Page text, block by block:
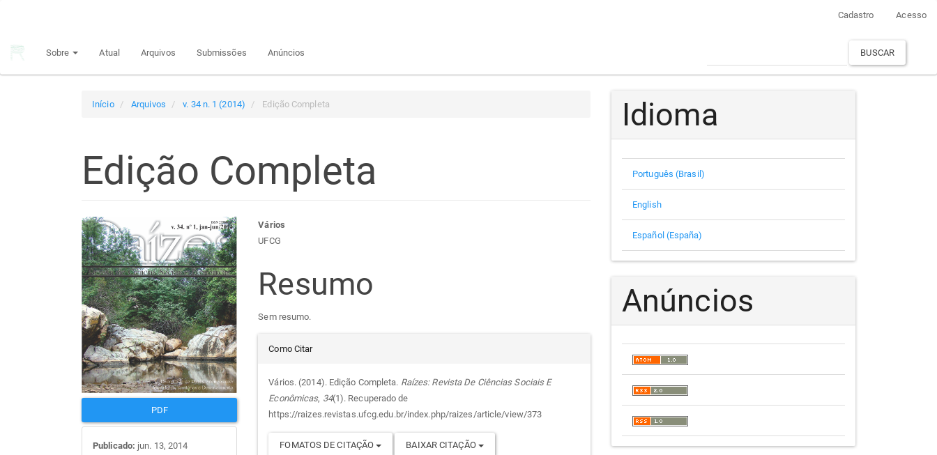
principal
Cadastro Acesso
Sobre Atual Arquivos Submissões Anúncios BUSCAR
Início Arquivos v. 34 n. 1 (2014) Edição Completa
Edição Completa
Barra
lateral
de
artigos
PDF
Publicado: jun. 13, 2014
Conteúdo
do
artigo
principal
Vários
UFCG
Resumo
Sem resumo.
Detalhes
do
artigo
Como Citar
Vários. (2014). Edição Completa. Raízes: Revista De Ciências Sociais E
Econômicas, 34(1). Recuperado de
https://raizes.revistas.ufcg.edu.br/index.php/raizes/article/view/373
FOMATOS DE CITAÇÃO BAIXAR CITAÇÃO
Idioma
Português (Brasil)
English
Español (España)
Anúncios